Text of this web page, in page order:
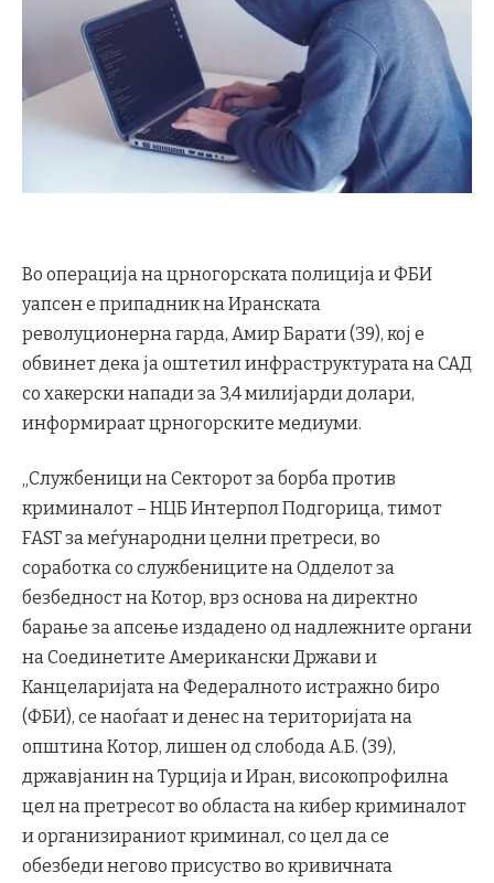
Во операција на црногорската полиција и ФБИ
уапсен е припадник на Иранската
револуционерна гарда, Амир Барати (39), кој е
обвинет дека ја оштетил инфраструктурата на САД
со хакерски напади за 3,4 милијарди долари,
информираат црногорските медиуми.
„Службеници на Секторот за борба против
криминалот – НЦБ Интерпол Подгорица, тимот
FAST за меѓународни целни претреси, во
соработка со службениците на Одделот за
безбедност на Котор, врз основа на директно
барање за апсење издадено од надлежните органи
на Соединетите Американски Држави и
Канцеларијата на Федералното истражно биро
(ФБИ), се наоѓаат и денес на територијата на
општина Котор, лишен од слобода А.Б. (39),
државјанин на Турција и Иран, високопрофилна
цел на претресот во областа на кибер криминалот
и организираниот криминал, со цел да се
обезбеди негово присуство во кривичната